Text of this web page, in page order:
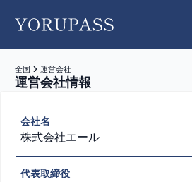
YORUPASS
全国 運営会社
運営会社情報
会社名
株式会社エール
代表取締役